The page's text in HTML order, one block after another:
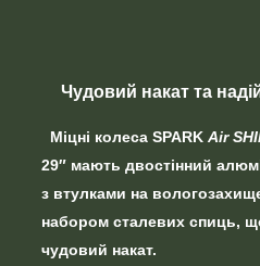
Чудовий накат та
Міцні колеса SPARK Air
29″ мають двостінний
з втулками на
набором сталевих спиць,
чудовий накат.